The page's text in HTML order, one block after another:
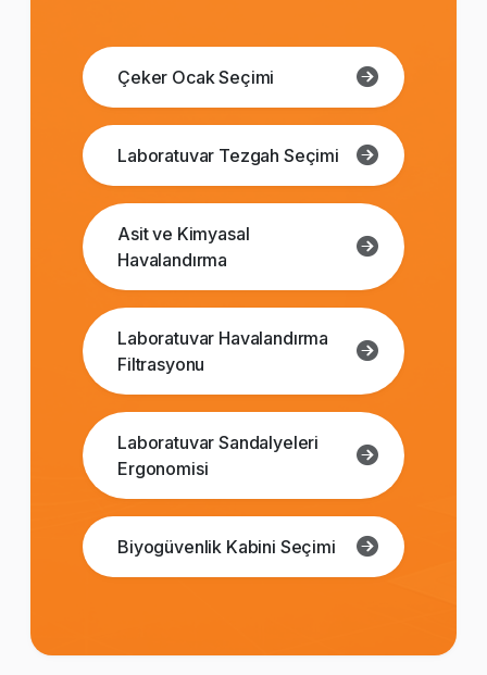
Çeker Ocak Seçimi
Laboratuvar Tezgah Seçimi
Asit ve Kimyasal
Havalandırma
Laboratuvar Havalandırma
Filtrasyonu
Laboratuvar Sandalyeleri
Ergonomisi
Biyogüvenlik Kabini Seçimi